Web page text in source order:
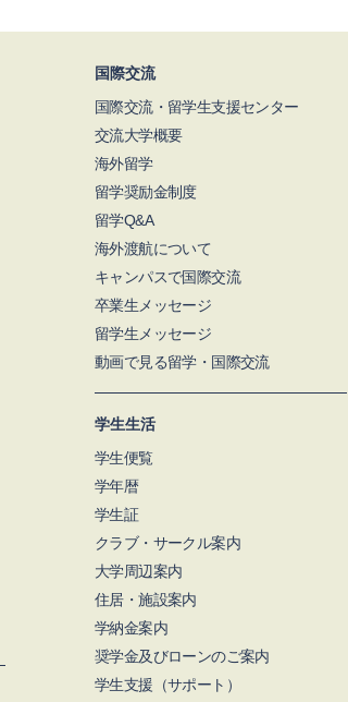
国際交流
国際交流・留学生支援センター
交流大学概要
海外留学
留学奨励金制度
留学Q&A
海外渡航について
キャンパスで国際交流
卒業生メッセージ
留学生メッセージ
動画で見る留学・国際交流
学生生活
学生便覧
学年暦
学生証
クラブ・サークル案内
大学周辺案内
住居・施設案内
学納金案内
奨学金及びローンのご案内
学⽣支援（サポート）